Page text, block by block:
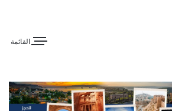
القائمة